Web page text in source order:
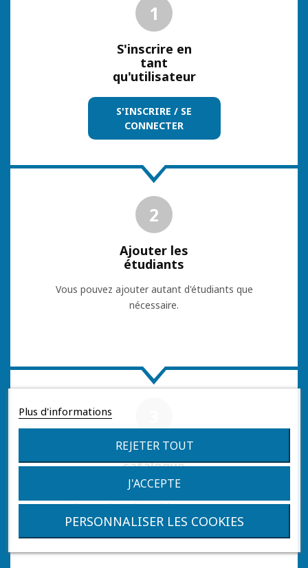
1
S'inscrire en
tant
qu'utilisateur
S'INSCRIRE / SE
CONNECTER
2
Ajouter les
étudiants
Vous pouvez ajouter autant d'étudiants que
nécessaire.
Accédez au
catalogue
Une fois connecté avec un étudiant, vous pourrez
voir les produits disponibles pour son cours.
Plus d'informations
REJETER TOUT
J'ACCEPTE
PERSONNALISER LES COOKIES